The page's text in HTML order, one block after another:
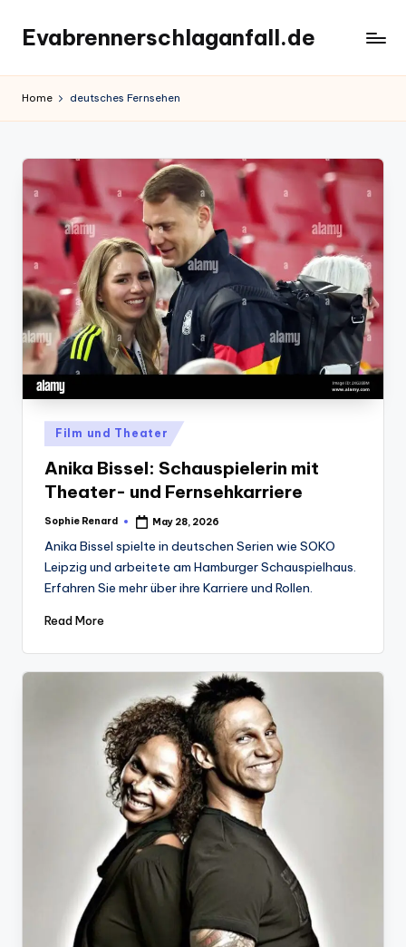
content
Evabrennerschlaganfall.de
Home deutsches Fernsehen
Posted
in
Film und Theater
Anika Bissel: Schauspielerin mit
Theater- und Fernsehkarriere
Posted
Sophie Renard May 28, 2026
Anika Bissel spielte in deutschen Serien wie SOKO
Leipzig und arbeitete am Hamburger Schauspielhaus.
Erfahren Sie mehr über ihre Karriere und Rollen.
Read More